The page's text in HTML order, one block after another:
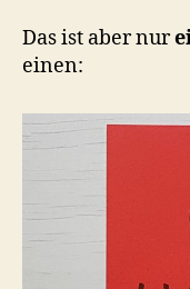
Das ist aber nur
einen: